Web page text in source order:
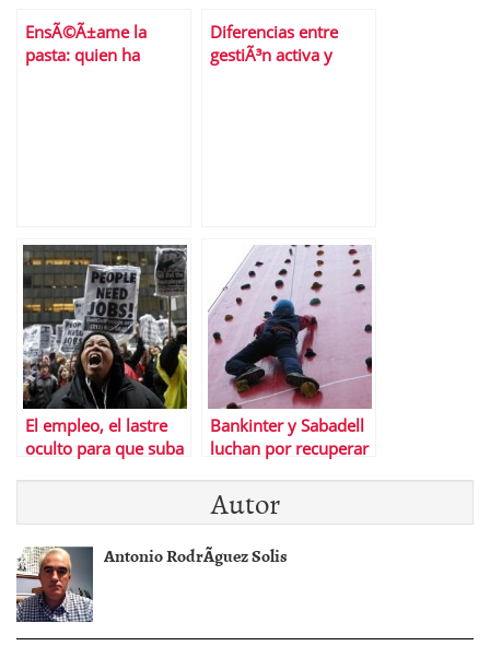
EnsÃ©Ã±ame la
pasta: quien ha
Diferencias entre
gestiÃ³n activa y
El empleo, el lastre
oculto para que suba
Bankinter y Sabadell
luchan por recuperar
perdidas en Bolsa
Autor
Antonio RodrÃ­guez Solis